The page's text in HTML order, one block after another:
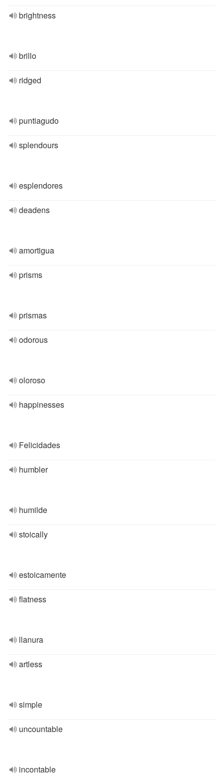
brightness
brillo
ridged
puntiagudo
splendours
esplendores
deadens
amortigua
prisms
prismas
odorous
oloroso
happinesses
Felicidades
humbler
humilde
stoically
estoicamente
flatness
llanura
artless
simple
uncountable
incontable